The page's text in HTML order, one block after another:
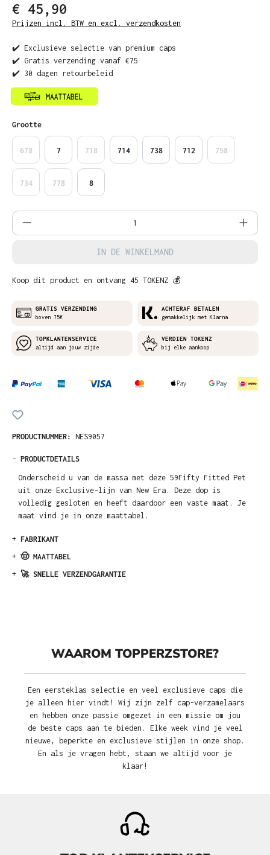
€ 45,90
Prijzen incl. BTW en excl. verzendkosten
✔️ Exclusieve selectie van premium caps
✔️ Gratis verzending vanaf €75
✔️ 30 dagen retourbeleid
Selecteer
Grootte
678 7 718 714 738 712 758
734 778 8
Producthoeveelheid: Voer de gewenste
IN DE WINKELMAND
Koop dit product en ontvang 45 TOKENZ 💰
GRATIS VERZENDING
boven 75€
ACHTERAF BETALEN
gemakkelijk met Klarna
TOPKLANTENSERVICE
altijd aan jouw zijde
VERDIEN TOKENZ
bij elke aankoop
PRODUCTNUMMER: NES9057
- PRODUCTDETAILS
Onderscheid u van de massa met deze 59Fifty Fitted Pet
uit onze Exclusive-lijn van New Era. Deze dop is
volledig gesloten en heeft daardoor een vaste maat. Je
maat vind je in onze maattabel.
+ FABRIKANT
+ 🤠 MAATTABEL
+ 🚀 SNELLE VERZENDGARANTIE
WAAROM TOPPERZSTORE?
Een eersteklas selectie en veel exclusieve caps die
je alleen hier vindt! Wij zijn zelf cap-verzamelaars
en hebben onze passie omgezet in een missie om jou
de beste caps aan te bieden. Elke week vind je veel
nieuwe, beperkte en exclusieve stijlen in onze shop.
En als je vragen hebt, staan we altijd voor je
klaar!